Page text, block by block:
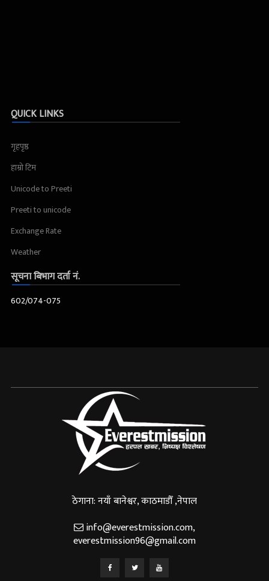
QUICK LINKS
गृहपृष्ठ
हाम्रो टिम
Unicode to Preeti
Preeti to unicode
Exchange Rate
Weather
सूचना बिभाग दर्ता नं.
602/074-075
ठेगाना: नयाँ बानेश्वर, काठमाडौँ ,नेपाल
info@everestmission.com,
everestmission96@gmail.com